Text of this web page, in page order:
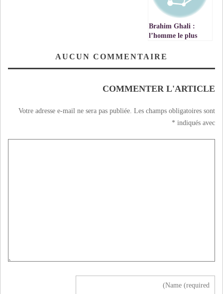
Brahim Ghali :
l’homme le plus
d’Espagne et
AUCUN COMMENTAIRE
COMMENTER L'ARTICLE
Votre adresse e-mail ne sera pas publiée. Les champs obligatoires sont
indiqués avec
*